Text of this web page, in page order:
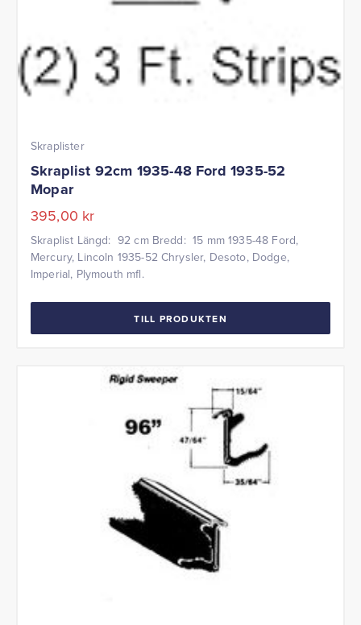
Skraplister
Skraplist 92cm 1935-48 Ford 1935-52
Mopar
395,00 kr
Skraplist Längd: 92 cm Bredd: 15 mm 1935-48 Ford,
Mercury, Lincoln 1935-52 Chrysler, Desoto, Dodge,
Imperial, Plymouth mfl.
TILL PRODUKTEN